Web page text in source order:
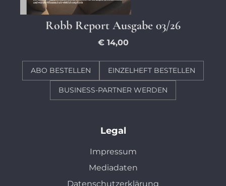
Robb Report Ausgabe 03/26
€ 14,00
ABO BESTELLEN EINZELHEFT BESTELLEN
BUSINESS-PARTNER WERDEN
Legal
Impressum
Mediadaten
Datenschutzerklärung